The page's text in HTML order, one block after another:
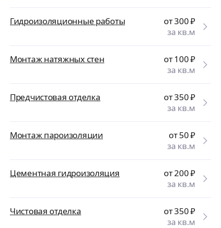
Гидроизоляционные работы от 300₽
за кв.м
Монтаж натяжных стен от 100₽
за кв.м
Предчистовая отделка от 350₽
за кв.м
Монтаж пароизоляции от 50₽
за кв.м
Цементная гидроизоляция от 200₽
за кв.м
Чистовая отделка от 350₽
за кв.м